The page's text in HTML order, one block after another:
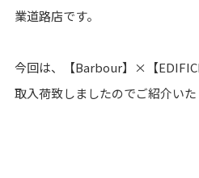
業道路店です。
今回は、【Barbour】×【
取入荷致しましたのでご紹介いた